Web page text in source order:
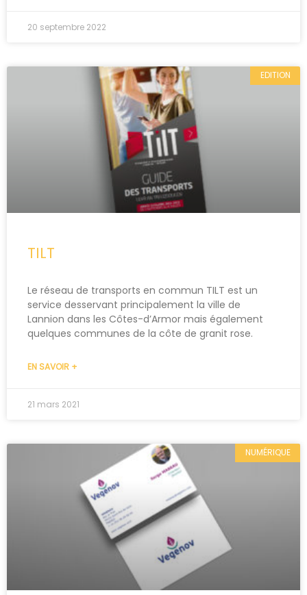
20 septembre 2022
EDITION
TILT
Le réseau de transports en commun TILT est un
service desservant principalement la ville de
Lannion dans les Côtes-d’Armor mais également
quelques communes de la côte de granit rose.
EN SAVOIR +
21 mars 2021
NUMÉRIQUE